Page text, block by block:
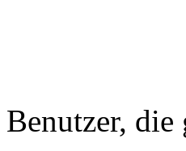
Benutzer, die